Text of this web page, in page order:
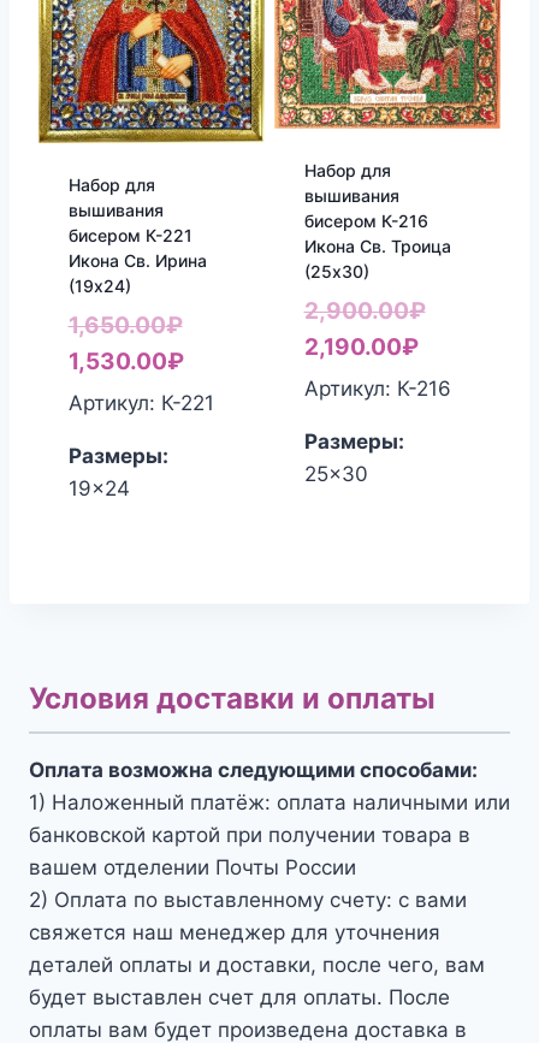
Набор для
вышивания
бисером К-221
Икона Св. Ирина
(19х24)
1,650.00₽Первоначальная
цена
составляла
1,530.00₽Текущая
цена:
Артикул: К-221
Размеры:
19x24
Набор для
вышивания
бисером К-216
Икона Св. Троица
(25х30)
2,900.00₽
2,190.00₽Текущая
цена:
Артикул: К-216
Размеры:
25x30
Условия доставки и оплаты
Оплата возможна следующими способами:
1) Наложенный платёж: оплата наличными или
банковской картой при получении товара в
вашем отделении Почты России
2) Оплата по выставленному счету: с вами
свяжется наш менеджер для уточнения
деталей оплаты и доставки, после чего, вам
будет выставлен счет для оплаты. После
оплаты вам будет произведена доставка в